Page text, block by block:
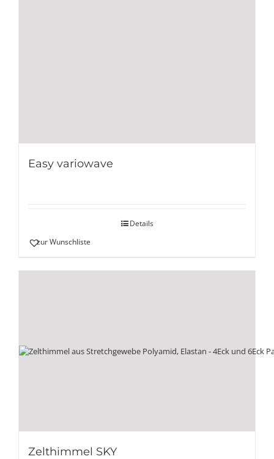
Easy variowave
Details
zur Wunschliste
Zelthimmel SKY